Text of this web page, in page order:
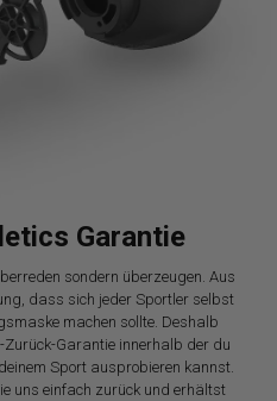
Garantie
sondern überzeugen. Aus
dass sich jeder Sportler selbst
machen sollte. Deshalb
Garantie innerhalb der du
Sport ausprobieren kannst.
uns einfach zurück und erhältst